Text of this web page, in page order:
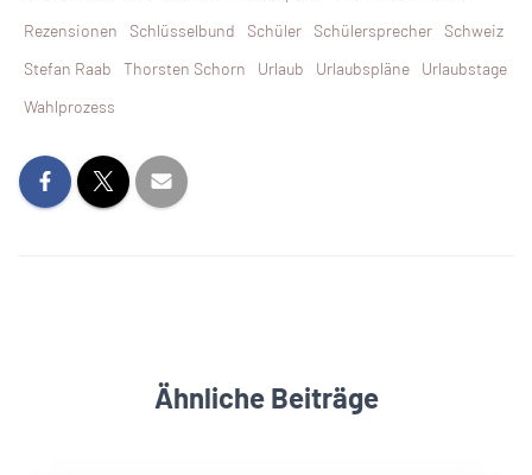
Rezensionen
Schlüsselbund Schüler Schülersprecher Schweiz
Stefan Raab
Thorsten Schorn Urlaub Urlaubspläne
Urlaubstage
Wahlprozess
Ähnliche Beiträge